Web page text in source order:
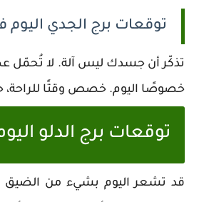
توقعات برج الجدي
تذكّر أن جسدك ليس آلة. لا تُحمّل
خصوصًا اليوم. خصص وقتًا للراحة،
توقعات برج الدلو
قد تشعر اليوم بشيء من الضيق